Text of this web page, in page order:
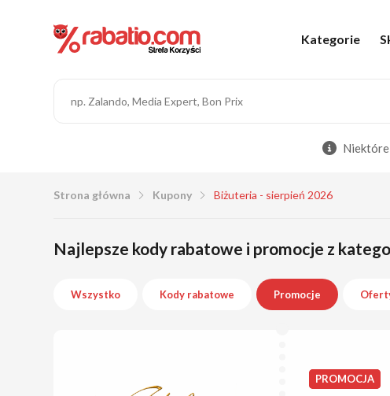
Kategorie
Strona główna Kupony Biżuteria - sierpień 2026
Najlepsze kody rabatowe i promocje z
Wszystko Kody rabatowe Promocje
PROMOCJA